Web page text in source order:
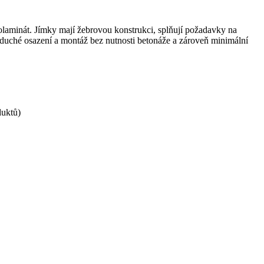
Jímky mají žebrovou konstrukci, splňují požadavky na
osazení a montáž bez nutnosti betonáže a zároveň minimální